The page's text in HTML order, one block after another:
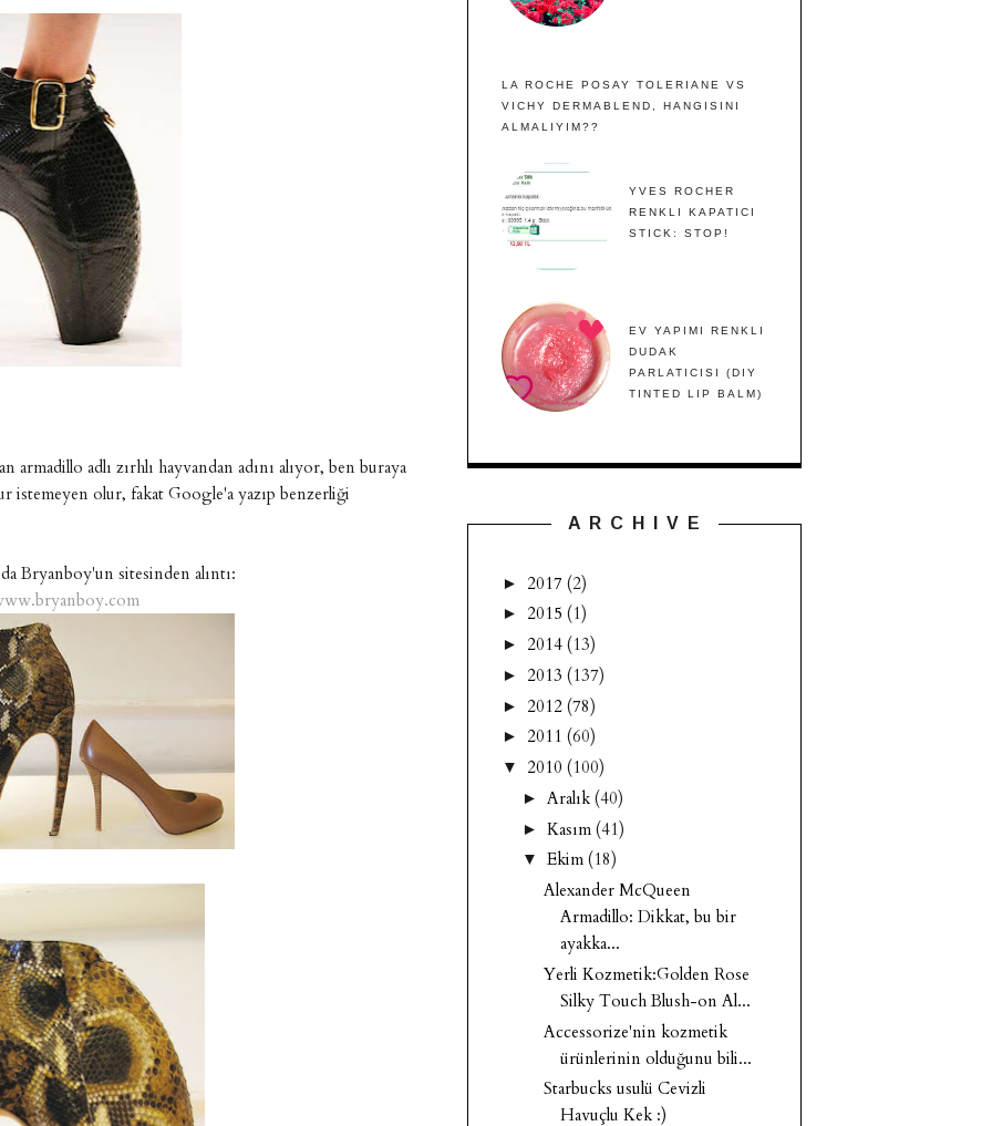
armadillo adlı zırhlı hayvandan adını alıyor, ben buraya
istemeyen olur, fakat Google'a yazıp benzerliği
Bryanboy'un sitesinden alıntı:
LA ROCHE POSAY TOLERIANE VS
VICHY DERMABLEND, HANGISINI
ALMALIYIM??
YVES ROCHER
RENKLI KAPATICI
STICK: STOP!
EV YAPIMI RENKLI
DUDAK
PARLATICISI (DIY
TINTED LIP BALM)
A R C H I V E
► 2017 (2)
► 2015 (1)
► 2014 (13)
► 2013 (137)
► 2012 (78)
► 2011 (60)
▼ 2010 (100)
► Aralık (40)
► Kasım (41)
▼ Ekim (18)
Alexander McQueen
Armadillo: Dikkat, bu bir
ayakka...
Yerli Kozmetik:Golden Rose
Silky Touch Blush-on Al...
Accessorize'nin kozmetik
ürünlerinin olduğunu bili...
Starbucks usulü Cevizli
Havuçlu Kek :)